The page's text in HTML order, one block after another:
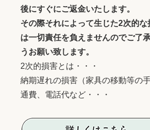
後にすぐにご返金いたします。
その際それによって生じた2次的な
は一切責任を負えませんのでご了
うお願い致します。
2次的損害とは・・・
納期遅れの損害（家具の移動等の
通費、電話代など・・・